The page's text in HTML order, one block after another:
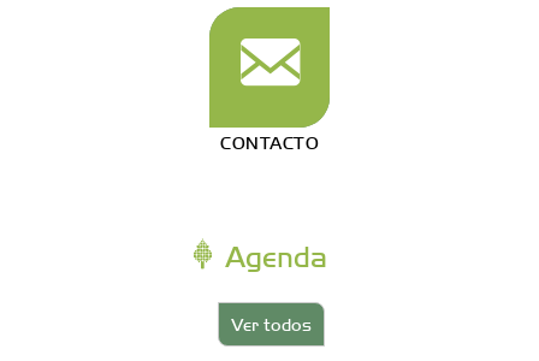
CONTACTO
Agenda
Ver todos